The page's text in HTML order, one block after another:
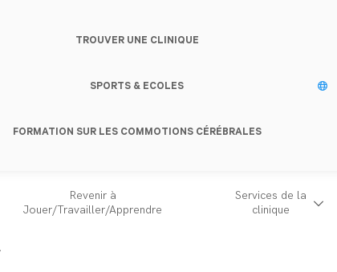
TROUVER UNE CLINIQUE
SPORTS & ECOLES
FORMATION SUR LES COMMOTIONS CÉRÉBRALES
Revenir à
Jouer/Travailler/Apprendre
Services de la
clinique